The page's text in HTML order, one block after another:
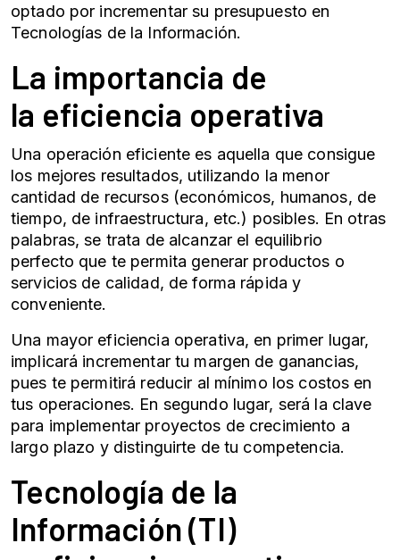
optado por incrementar su presupuesto en
Tecnologías de la Información.
La importancia de
la eficiencia operativa
Una operación eficiente es aquella que consigue
los mejores resultados, utilizando la menor
cantidad de recursos (económicos, humanos, de
tiempo, de infraestructura, etc.) posibles. En otras
palabras, se trata de alcanzar el equilibrio
perfecto que te permita generar productos o
servicios de calidad, de forma rápida y
conveniente.
Una mayor eficiencia operativa, en primer lugar,
implicará incrementar tu margen de ganancias,
pues te permitirá reducir al mínimo los costos en
tus operaciones. En segundo lugar, será la clave
para implementar proyectos de crecimiento a
largo plazo y distinguirte de tu competencia.
Tecnología de la
Información (TI)